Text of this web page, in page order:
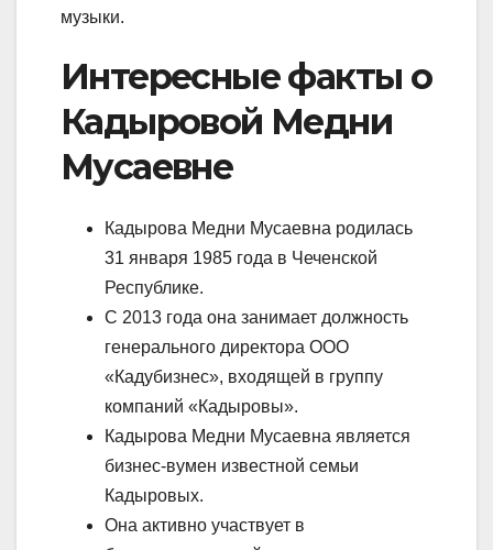
музыки.
Интересные факты о
Кадыровой Медни
Мусаевне
Кадырова Медни Мусаевна родилась
31 января 1985 года в Чеченской
Республике.
С 2013 года она занимает должность
генерального директора ООО
«Кадубизнес», входящей в группу
компаний «Кадыровы».
Кадырова Медни Мусаевна является
бизнес-вумен известной семьи
Кадыровых.
Она активно участвует в